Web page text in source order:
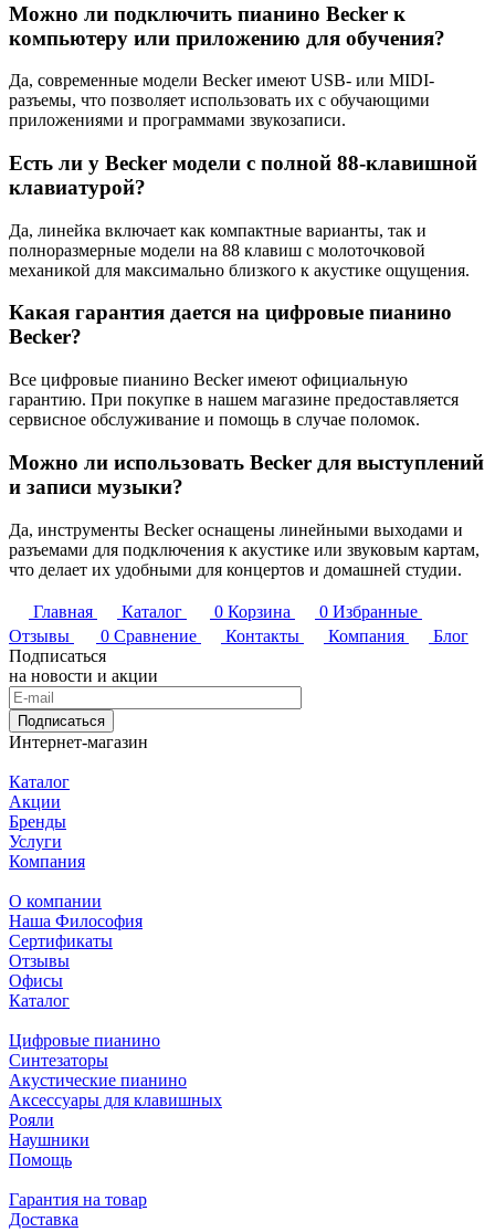
Можно ли подключить пианино Becker к
компьютеру или приложению для обучения?
Да, современные модели Becker имеют USB- или MIDI-
разъемы, что позволяет использовать их с обучающими
приложениями и программами звукозаписи.
Есть ли у Becker модели с полной 88-клавишной
клавиатурой?
Да, линейка включает как компактные варианты, так и
полноразмерные модели на 88 клавиш с молоточковой
механикой для максимально близкого к акустике ощущения.
Какая гарантия дается на цифровые пианино
Becker?
Все цифровые пианино Becker имеют официальную
гарантию. При покупке в нашем магазине предоставляется
сервисное обслуживание и помощь в случае поломок.
Можно ли использовать Becker для выступлений
и записи музыки?
Да, инструменты Becker оснащены линейными выходами и
разъемами для подключения к акустике или звуковым картам,
что делает их удобными для концертов и домашней студии.
Главная Каталог 0 Корзина 0 Избранные
Отзывы
0 Сравнение Контакты Компания
Блог
Подписаться
на новости и акции
Подписаться
Интернет-магазин
Каталог
Акции
Бренды
Услуги
Компания
О компании
Наша Философия
Сертификаты
Отзывы
Офисы
Каталог
Цифровые пианино
Синтезаторы
Акустические пианино
Аксессуары для клавишных
Рояли
Наушники
Помощь
Гарантия на товар
Доставка